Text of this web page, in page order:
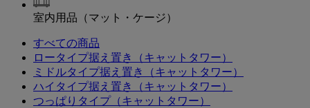
室内用品（マット・ケージ）
すべての商品
ロータイプ据え置き（キャットタワー）
ミドルタイプ据え置き（キャットタワー）
ハイタイプ据え置き（キャットタワー）
つっぱりタイプ（キャットタワー）